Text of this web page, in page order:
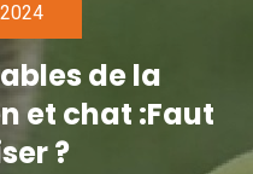
de la
et chat :Faut
?